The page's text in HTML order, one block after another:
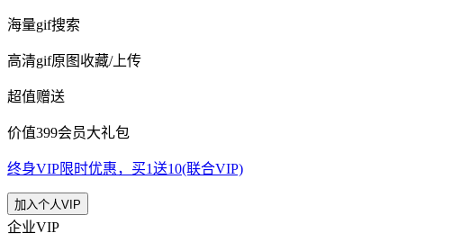
海量gif搜索
高清gif原图收藏/上传
超值赠送
价值399会员大礼包
终身VIP限时优惠，买1送10(联合VIP)
加入个人VIP
企业VIP